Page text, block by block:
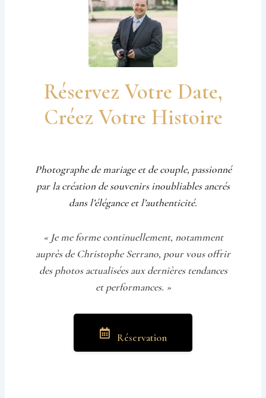
Réservez Votre Date,
Créez Votre Histoire
Photographe de mariage et de couple, passionné
par la création de souvenirs inoubliables ancrés
dans l’élégance et l’authenticité.
« Je me forme continuellement, notamment
auprès de Christophe Serrano, pour vous offrir
des photos actualisées aux dernières tendances
et performances. »
Réservation